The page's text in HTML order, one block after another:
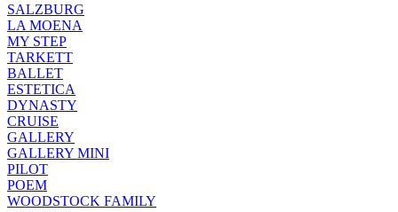
SALZBURG
LA MOENA
MY STEP
TARKETT
BALLET
ESTETICA
DYNASTY
CRUISE
GALLERY
GALLERY MINI
PILOT
POEM
WOODSTOCK FAMILY